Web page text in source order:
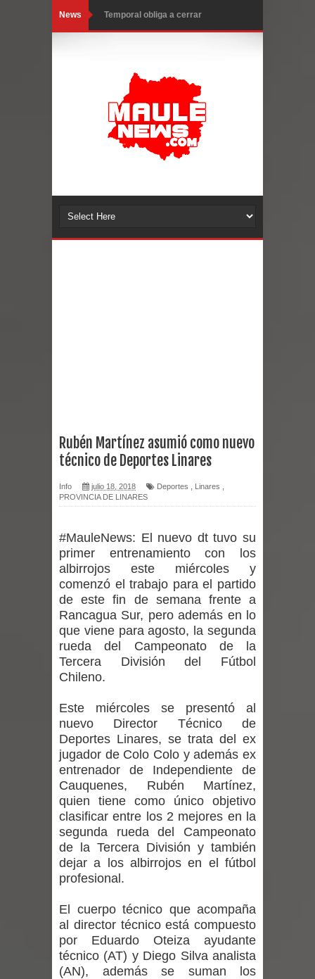
News Temporal obliga a cerrar
Chancho en Talca tras caída de
ramas cerca de carpas
Miles llegan a la Plaza de Armas de
Talca en el inicio de la Fiesta del
Torneo de Asadores reúne a 13
Curicó desarrollará jornada de
vacunación contra la Influenza y otros
Empedrado desarrolló con éxito el
desafío guerreros 2026
Banda linarense Los Remembers
regresa de Brasil tras impulsar un
intercambio musical y pedagógico
Alta positividad en influenza hace que
expertos reiteren llamado a
vacunarse
Mario Meza endurece críticas contra
ministra de Salud por dejar fuera a
Linares: “No dará la cara”
Seremi de Desarrollo Social y Familia
mantiene despliegue para apoyar a
niños y adolescentes durante la
Rubén Martínez asumió como nuevo
técnico de Deportes Linares
Info julio 18, 2018 Deportes Linares
PROVINCIA DE LINARES
#MauleNews: El nuevo dt tuvo su
primer entrenamiento con los
albirrojos este miércoles y
comenzó el trabajo para el partido
de este fin de semana frente a
Rancagua Sur, pero además en lo
que viene para agosto, la segunda
rueda del Campeonato de la
Tercera División del Fútbol
Chileno.
Este miércoles se presentó al
nuevo Director Técnico de
Deportes Linares, se trata del ex
jugador de Colo Colo y además ex
entrenador de Independiente de
Cauquenes, Rubén Martínez,
quien tiene como único objetivo
clasificar entre los 2 mejores en la
segunda rueda del Campeonato
de la Tercera División y también
dejar a los albirrojos en el fútbol
profesional.
El cuerpo técnico que acompaña
al director técnico está compuesto
por Eduardo Oteiza ayudante
técnico (AT) y Diego Silva analista
(AN), además se suman los